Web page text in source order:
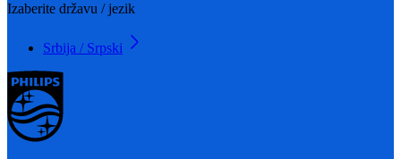
Izaberite državu / jezik
Srbija / Srpski